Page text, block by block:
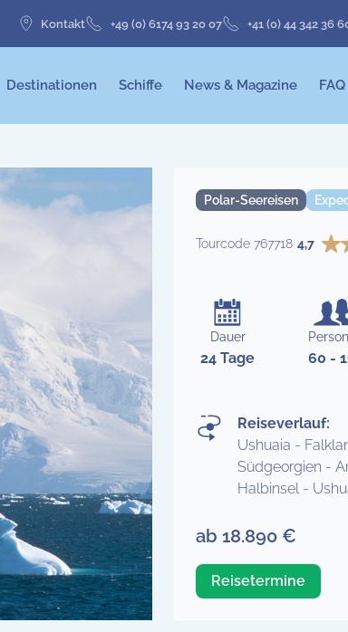
Kontakt +49 (0) 6174 93 20 07 +41 (0) 44 342 36
Destinationen Schiffe News & Magazine FAQ
Polar-Seereisen
Tourcode 767718 4,7
Dauer
24 Tage 60 -
Reiseverlauf:
Ushuaia -
Südgeorgien -
Halbinsel -
ab 18.890 €
Reisetermine